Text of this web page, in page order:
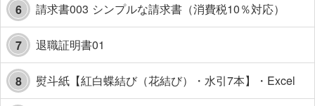
6 請求書003 シンプルな請求書（消費税10％対応）
7 退職証明書01
8 熨斗紙【紅白蝶結び（花結び）・水引7本】・Excel